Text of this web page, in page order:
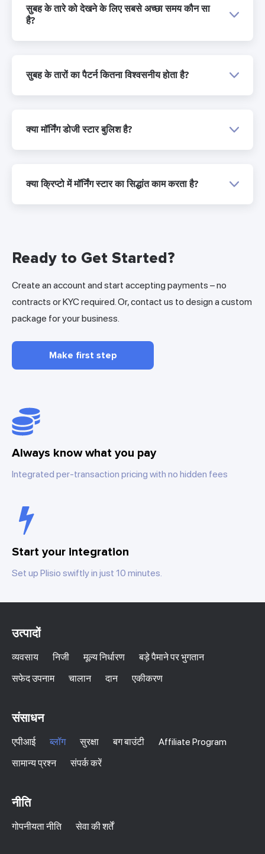
सुबह के तारे को देखने के लिए सबसे अच्छा समय कौन सा
है?
सुबह के तारों का पैटर्न कितना विश्वसनीय होता है?
क्या मॉर्निंग डोजी स्टार बुलिश है?
क्या क्रिप्टो में मॉर्निंग स्टार का सिद्धांत काम करता है?
Ready to Get Started?
Create an account and start accepting payments – no
contracts or KYC required. Or, contact us to design a custom
package for your business.
Make first step
Always know what you pay
Integrated per-transaction pricing with no hidden fees
Start your integration
Set up Plisio swiftly in just 10 minutes.
उत्पादों
व्यवसाय निजी मूल्य निर्धारण
बड़े पैमाने पर भुगतान
सफेद उपनाम
चालान दान एकीकरण
संसाधन
एपीआई ब्लॉग सुरक्षा बग बाउंटी
Affiliate Program
सामान्य प्रश्न
संपर्क करें
नीति
गोपनीयता नीति सेवा की शर्तें